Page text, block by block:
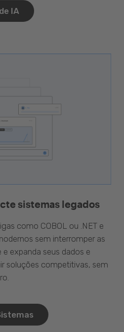
IA
sistemas legados
como COBOL ou .NET e
sem interromper as
expanda seus dados e
soluções competitivas, sem